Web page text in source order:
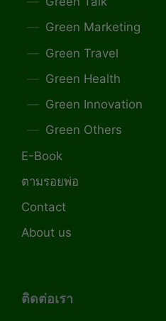
Green Marketing
Green Travel
Green Health
Green Innovation
Green Others
E-Book
ตามรอยพ่อ
Contact
About us
ติดต่อเรา